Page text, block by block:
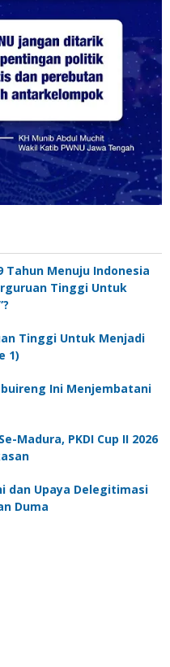
Tahun Menuju Indonesia
Tinggi Untuk
Tinggi Untuk Menjadi
1)
Ini Menjembatani
Madura, PKDI Cup II 2026
dan Upaya Delegitimasi
Duma